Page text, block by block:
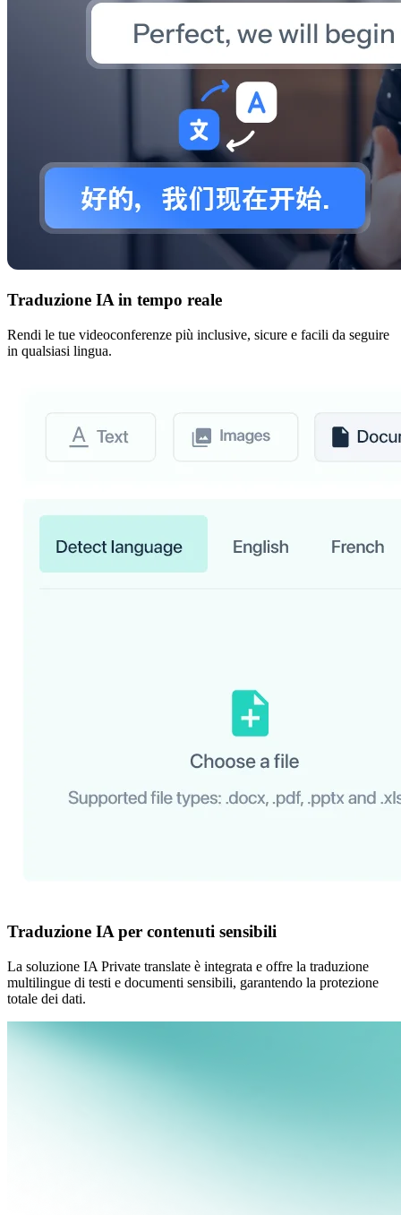
Traduzione IA in tempo reale
Rendi le tue videoconferenze più inclusive, sicure e facili da seguire
in qualsiasi lingua.
Traduzione IA per contenuti sensibili
La soluzione IA Private translate è integrata e offre la traduzione
multilingue di testi e documenti sensibili, garantendo la protezione
totale dei dati.